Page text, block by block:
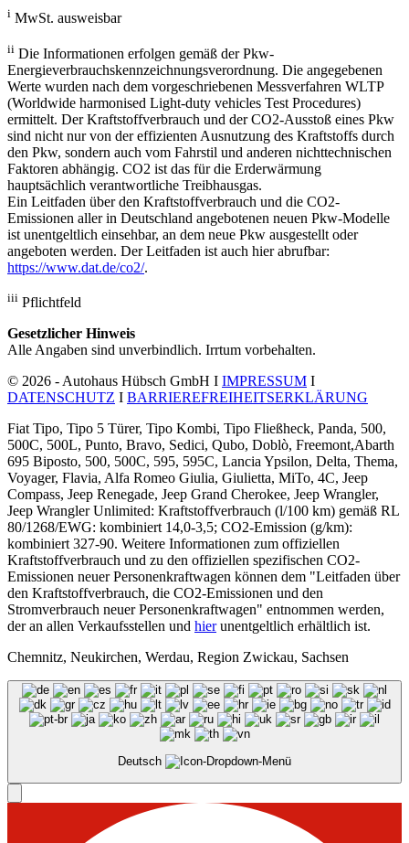
i MwSt. ausweisbar
ii Die Informationen erfolgen gemäß der Pkw-
Energieverbrauchskennzeichnungsverordnung. Die angegebenen
Werte wurden nach dem vorgeschriebenen Messverfahren WLTP
(Worldwide harmonised Light-duty vehicles Test Procedures)
ermittelt. Der Kraftstoffverbrauch und der CO2-Ausstoß eines Pkw
sind nicht nur von der effizienten Ausnutzung des Kraftstoffs durch
den Pkw, sondern auch vom Fahrstil und anderen nichttechnischen
Faktoren abhängig. CO2 ist das für die Erderwärmung
hauptsächlich verantwortliche Treibhausgas.
Ein Leitfaden über den Kraftstoffverbrauch und die CO2-
Emissionen aller in Deutschland angebotenen neuen Pkw-Modelle
ist unentgeltlich einsehbar, an dem neue Pkw ausgestellt oder
angeboten werden. Der Leitfaden ist auch hier abrufbar:
https://www.dat.de/co2/.
iii Pflichtfeld
Gesetzlicher Hinweis
Alle Angaben sind unverbindlich. Irrtum vorbehalten.
© 2026 - Autohaus Hübsch GmbH I IMPRESSUM I
DATENSCHUTZ I BARRIEREFREIHEITSERKLÄRUNG
Fiat Tipo, Tipo 5 Türer, Tipo Kombi, Tipo Fließheck, Panda, 500,
500C, 500L, Punto, Bravo, Sedici, Qubo, Doblò, Freemont,Abarth
695 Biposto, 500, 500C, 595, 595C, Lancia Ypsilon, Delta, Thema,
Voyager, Flavia, Alfa Romeo Giulia, Giulietta, MiTo, 4C, Jeep
Compass, Jeep Renegade, Jeep Grand Cherokee, Jeep Wrangler,
Jeep Wrangler Unlimited: Kraftstoffverbrauch (l/100 km) gemäß RL
80/1268/EWG: kombiniert 14,0-3,5; CO2-Emission (g/km):
kombiniert 327-90. Weitere Informationen zum offiziellen
Kraftstoffverbrauch und zu den offiziellen spezifischen CO2-
Emissionen neuer Personenkraftwagen können dem "Leitfaden über
den Kraftstoffverbrauch, die CO2-Emissionen und den
Stromverbrauch neuer Personenkraftwagen" entnommen werden,
der an allen Verkaufsstellen und hierunentgeltlich erhältlich ist.
Chemnitz, Neukirchen, Werdau, Region Zwickau, Sachsen
Deutsch